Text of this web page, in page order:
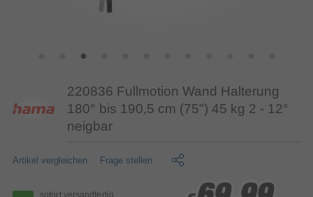
220836 Fullmotion Wand Halterung
180° bis 190,5 cm (75") 45 kg 2 - 12°
neigbar
Artikel vergleichen Frage stellen